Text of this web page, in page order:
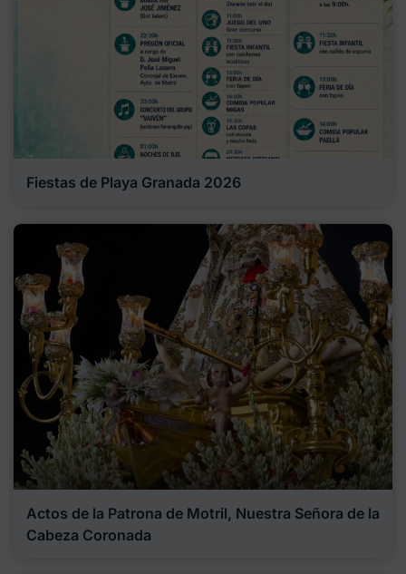
Fiestas de Playa Granada 2026
Actos de la Patrona de Motril, Nuestra Señora de la
Cabeza Coronada